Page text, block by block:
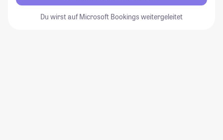
Du wirst auf Microsoft Bookings weitergeleitet